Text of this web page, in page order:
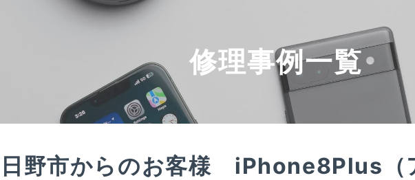
修理事例一覧
日野市からのお客様 iPhone8Plus（